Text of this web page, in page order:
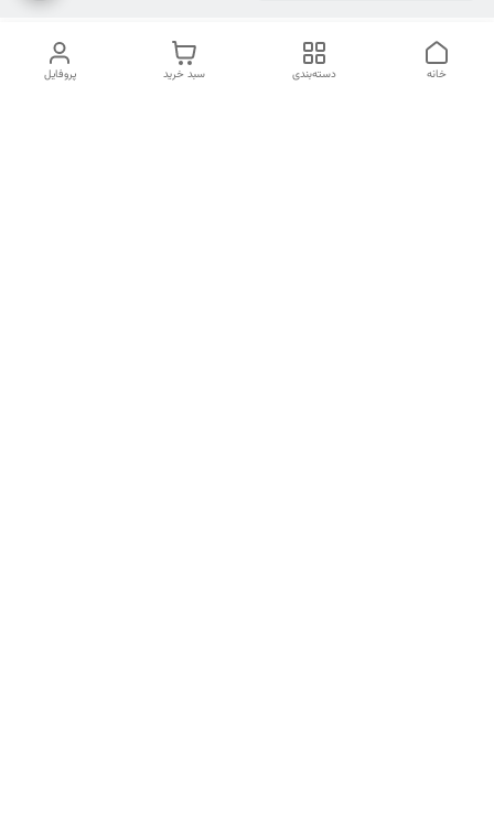
پروفایل سبد خرید دسته‌بندی خانه